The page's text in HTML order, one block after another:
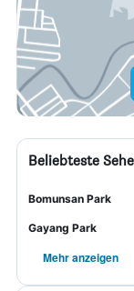
Beliebteste
Bomunsan Park
Gayang Park
Mehr anzeigen